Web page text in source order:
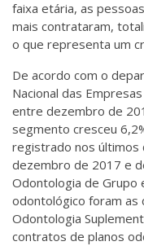
faixa etária, as
mais contrataram,
o que representa um
De acordo com o
Nacional das
entre dezembro de
segmento cresceu
registrado nos últimos
dezembro de 2017 e
Odontologia de Grupo
odontológico foram as
Odontologia
contratos de planos